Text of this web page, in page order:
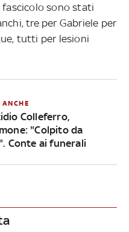
sono stati
tre per Gabriele per
tutti per lesioni
ANCHE
Colleferro,
"Colpito da
Conte ai funerali